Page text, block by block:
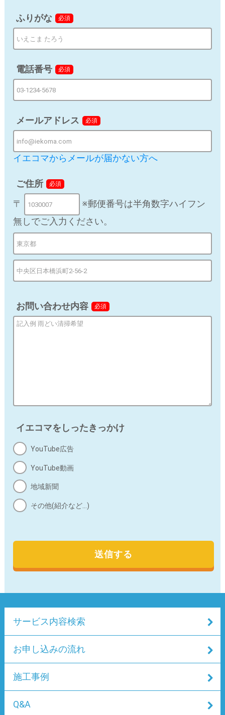
れる前にクリックされている広告の情報（クリック日や
d) 個人情報の第三者提供
法令の要請に基づく場合を除き、取得した個人情報をご
ただし、以下のいずれかに該当する場合はその限りでは
第三者に提供する目的：当社が提携する施工業者に対
してユーザーの施工を依頼する場合
提供する個人情報の項目：氏名、住所、電話番号
提供の手段又は方法：提携先フォームに入力
当該情報の提供を受ける者又は提供を受ける者の組織
の種類、及び属性：提携する施工業者
個人情報の取り扱いに関する契約がある場合はその
当個人情報の取扱いを委託することがあります。委託に
あたっては、委託先における個人情報の安全管理が図ら
情報の利用目的の通知、開示（第三者提供記録の開示を
及び第三者への提供の停止（「開示等」という）に応じ
ます。
開示等の求めに応じる窓口は、以下の「お問合せ先」を
ご覧ください。
g) 個人情報の入力項目について
個人情報の各入力項目への入力は、任意となっておりま
h) Cookie（クッキー）について
報です。システムが個々の利用者を判別するために使用
されるもので、ユーザーが個人情報等を入力する手間を
省くことができます。
受け取りを拒否することも可能です。ただし、Cookieを
拒否する設定の場合、一部コンテンツの利用に制限が発
生する場合があります。
ふりがな 必須
電話番号 必須
メールアドレス 必須
イエコマからメールが届かない方へ
ご住所 必須
〒
※郵便番号は半角数字ハイフン
無しでご入力ください。
お問い合わせ内容 必須
イエコマをしったきっかけ
YouTube広告
YouTube動画
地域新聞
その他(紹介など…)
サービス内容検索
お申し込みの流れ
施工事例
Q&A